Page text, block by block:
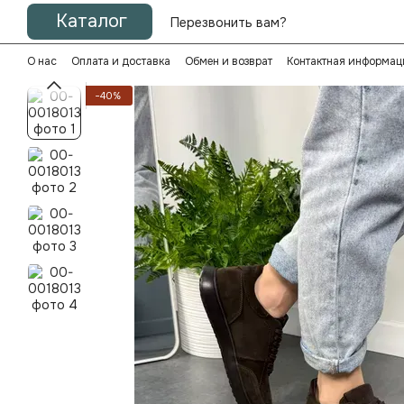
Перейти к основному контенту
Каталог Перезвонить вам?
О нас Оплата и доставка Обмен и возврат Контактная
−40%